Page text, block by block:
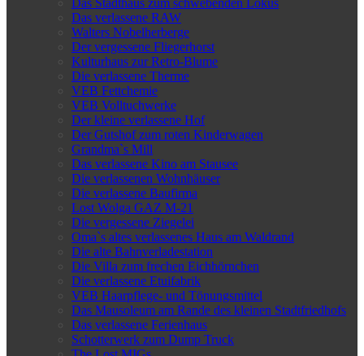
Das verlassene RAW
Walters Nobelherberge
Der vergessene Fliegerhorst
Kulturhaus zur Retro-Blume
Die verlassene Therme
VEB Fettchemie
VEB Volltuchwerke
Der kleine verlassene Hof
Der Gutshof zum roten Kinderwagen
Grandma`s Mill
Das verlassene Kino am Stausee
Die verlassenen Wohnhäuser
Die verlassene Baufirma
Lost Wolga GAZ M-21
Die vergessene Ziegelei
Oma`s altes verlassenes Haus am Waldrand
Die alte Bahnverladestation
Die Villa zum frechen Eichhörnchen
Die verlassene Etuifabrik
VEB Haarpflege- und Tönungsmittel
Das Mausoleum am Rande des kleinen Stadtfriedhofs
Das verlassene Ferienhaus
Schotterwerk zum Dump Truck